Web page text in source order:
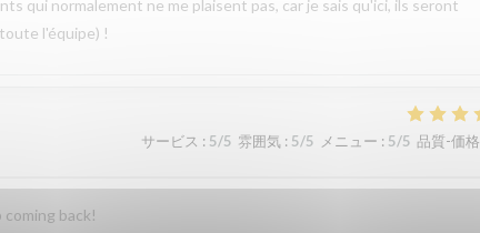
qui normalement ne me plaisent pas, car je sais qu'ici, ils seront
l'équipe) !
サービス : 5/5 雰囲気: 5/5 メニュー : 5/5 品質-価格
back!